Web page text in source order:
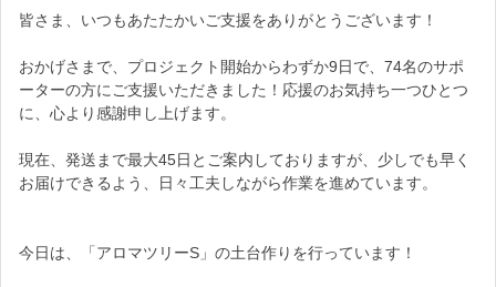
・アロマツリーLサイズは佐川急便
ります）
皆さま、いつもあたたかいご支援をありがとうございます！
おかげさまで、プロジェクト開始からわずか9日で、74名のサポ
ーターの方にご支援いただきました！応援のお気持ち一つひとつ
に、心より感謝申し上げます。
現在、発送まで最大45日とご案内しておりますが、少しでも早く
お届けできるよう、日々工夫しながら作業を進めています。
今日は、「アロマツリーS」の土台作りを行っています！